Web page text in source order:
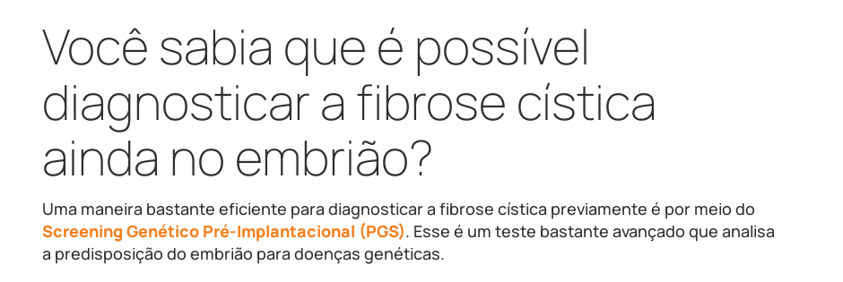
Você sabia que é possível
diagnosticar a fibrose cística
ainda no embrião?
Uma maneira bastante eficiente para diagnosticar a fibrose cística previamente é por meio do
Screening Genético Pré-Implantacional (PGS). Esse é um teste bastante avançado que analisa
a predisposição do embrião para doenças genéticas.